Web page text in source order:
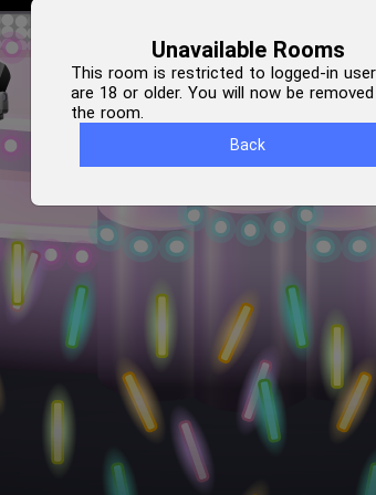
Unavailable Rooms
This room is restricted to logged-in
are 18 or older. You will now be
the room.
Back